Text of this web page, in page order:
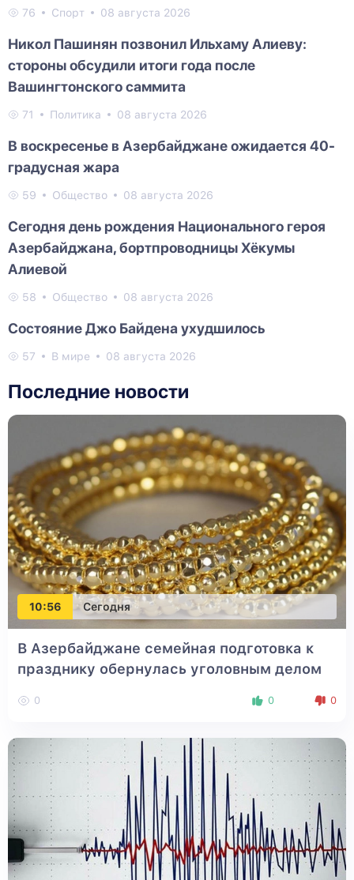
76 Спорт 08 августа 2026
Никол Пашинян позвонил Ильхаму Алиеву:
стороны обсудили итоги года после
Вашингтонского саммита
71 Политика 08 августа 2026
В воскресенье в Азербайджане ожидается 40-
градусная жара
59 Общество 08 августа 2026
Сегодня день рождения Национального героя
Азербайджана, бортпроводницы Хёкумы
Алиевой
58 Общество 08 августа 2026
Состояние Джо Байдена ухудшилось
57 В мире 08 августа 2026
Последние новости
10:56 Сегодня
В Азербайджане семейная подготовка к
празднику обернулась уголовным делом
0 0 0